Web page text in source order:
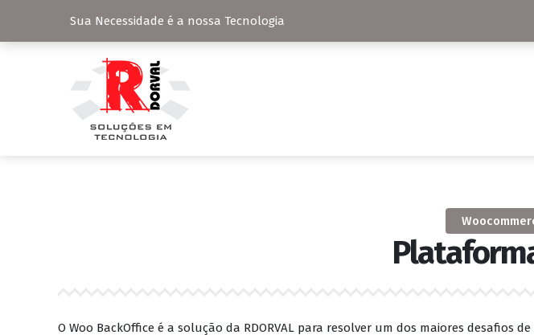
Sua Necessidade é a nossa Tecnologia
O Woo BackOffice é a solução da RDORVAL para resolver um dos maiores desafios